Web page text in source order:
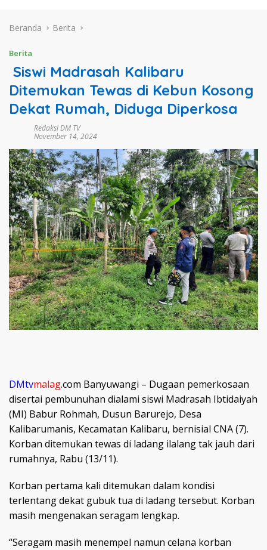
Beranda Berita
Berita
Siswi Madrasah Kalibaru
Ditemukan Tewas di Kebun Kosong
Dekat Rumah, Diduga Diperkosa
Redaksi DM TV
November 14, 2024
DMtvmalag.com Banyuwangi – Dugaan pemerkosaan
disertai pembunuhan dialami siswi Madrasah Ibtidaiyah
(MI) Babur Rohmah, Dusun Barurejo, Desa
Kalibarumanis, Kecamatan Kalibaru, bernisial CNA (7).
Korban ditemukan tewas di ladang ilalang tak jauh dari
rumahnya, Rabu (13/11).
Korban pertama kali ditemukan dalam kondisi
terlentang dekat gubuk tua di ladang tersebut. Korban
masih mengenakan seragam lengkap.
“Seragam masih menempel namun celana korban